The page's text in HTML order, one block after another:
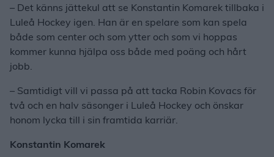
– Det känns jättekul att se Konstantin Komarek tillbaka i
Luleå Hockey igen. Han är en spelare som kan spela
både som center och som ytter och som vi hoppas
kommer kunna hjälpa oss både med poäng och hårt
jobb.
– Samtidigt vill vi passa på att tacka Robin Kovacs för
två och en halv säsonger i Luleå Hockey och önskar
honom lycka till i sin framtida karriär.
Konstantin Komarek